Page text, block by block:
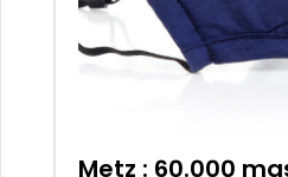
Metz : 60.000